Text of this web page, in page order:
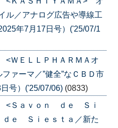
ル／アナログ広告や導線工
年7月17日号）('25/07/1
<ＷＥＬＬＰＨＡＲＭＡオ
ァーマ／”健全”なＣＢＤ市
号）('25/07/06) (0833)
<Ｓａｖｏｎ ｄｅ Ｓｉ
ｅ Ｓｉｅｓｔａ／新た